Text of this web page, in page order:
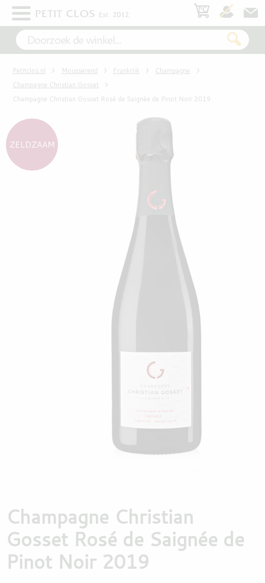
WIT
ROSÉ
ROOD
Petitclos.nl Mousserend Frankrijk
Champagne
Champagne Christian Gosset
Champagne Christian Gosset Rosé de Saignée de Pinot Noir 2019
ZELDZAAM
Champagne Christian
Gosset Rosé de Saignée de
Pinot Noir 2019